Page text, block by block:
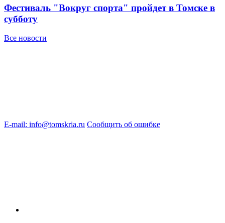
Фестиваль "Вокруг спорта" пройдет в Томске в
субботу
Все новости
E-mail: info@tomskria.ru Сообщить об ошибке